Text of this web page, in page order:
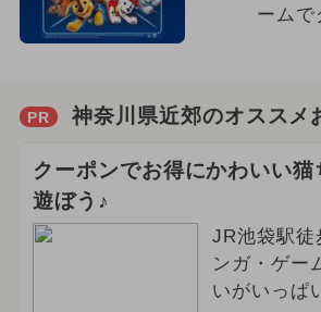
ームで
PR 神奈川県近郊のオススメ
クーポンでお得にかわいい猫
遊ぼう♪
JR池袋駅徒
ンガ・ゲー
いがいっぱ